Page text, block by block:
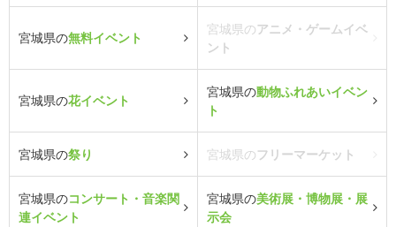
宮城県の無料イベント
宮城県のアニメ・ゲームイベ
ント
宮城県の花イベント
宮城県の動物ふれあいイベン
ト
宮城県の祭り 宮城県のフリーマーケット
宮城県のコンサート・音楽関
連イベント
宮城県の美術展・博物展・展
示会